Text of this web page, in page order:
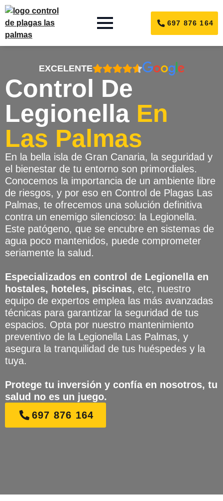
697 876 164
EXCELENTE
Control De
Legionella En
Las Palmas
En la bella isla de Gran Canaria, la seguridad y
el bienestar de tu entorno son primordiales.
Conocemos la importancia de un ambiente libre
de riesgos, y por eso en Control de Plagas Las
Palmas, te ofrecemos una solución definitiva
contra un enemigo silencioso: la Legionella.
Este patógeno, que se encubre en sistemas de
agua poco mantenidos, puede comprometer
seriamente la salud.
Especializados en control de Legionella en
hostales, hoteles, piscinas, etc, nuestro
equipo de expertos emplea las más avanzadas
técnicas para garantizar la seguridad de tus
espacios. Opta por nuestro mantenimiento
preventivo de la Legionella Las Palmas, y
asegura la tranquilidad de tus huéspedes y la
tuya.
Protege tu inversión y confía en nosotros, tu
salud no es un juego.
697 876 164